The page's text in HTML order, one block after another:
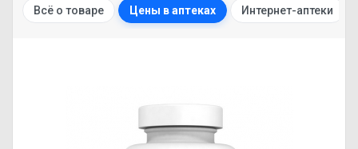
Всё о товаре Цены в аптеках Интернет-аптеки